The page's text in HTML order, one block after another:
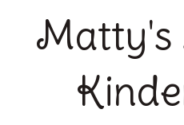
Matty's